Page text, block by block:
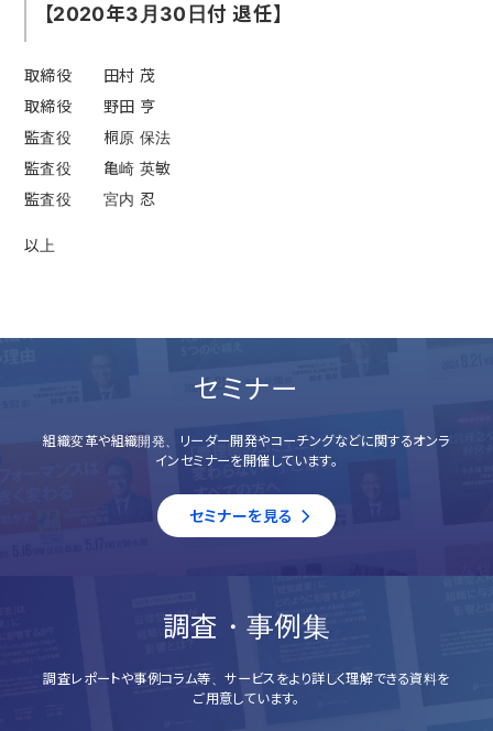
【2020年3月30日付 退任】
取締役 田村 茂
取締役 野田 亨
監査役 桐原 保法
監査役 亀崎 英敏
監査役 宮内 忍
以上
セミナー
組織変革や組織開発、リーダー開発やコーチングなどに関するオンラ
インセミナーを開催しています。
セミナーを見る
調査・事例集
調査レポートや事例コラム等、サービスをより詳しく理解できる資料を
ご用意しています。